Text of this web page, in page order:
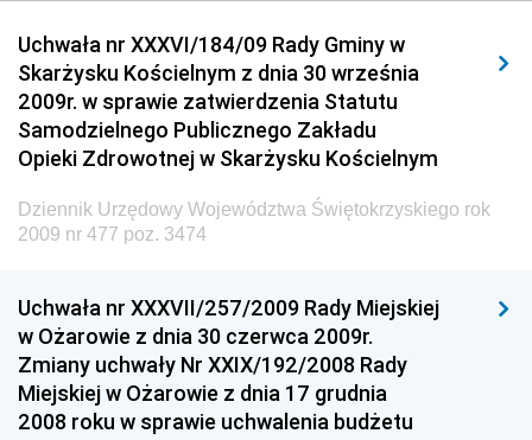
Elektronicznej
Dziennik Urzędowy Ministra Spraw Wewnętrznych i
Administracji
Dziennik Urzędowy Ministra Transportu
Dziennik Urzędowy Ministra Budownictwa
Dziennik Urzędowy Ministra Nauki i Szkolnictwa
Dziennik Urzędowy Głównego Urzędu Miar
Dziennik Urzędowy Ministra Rolnictwa i Rozwoju Wsi
Dziennik Urzędowy Ministra Edukacji Narodowej i
Sportu
Uchwała nr XXXVI/184/09 Rady Gminy w
Skarżysku Kościelnym z dnia 30 września
2009r. w sprawie zatwierdzenia Statutu
Samodzielnego Publicznego Zakładu
Opieki Zdrowotnej w Skarżysku Kościelnym
Dziennik Urzędowy Województwa Świętokrzyskiego rok
2009 nr 477 poz. 3474
Uchwała nr XXXVII/257/2009 Rady Miejskiej
w Ożarowie z dnia 30 czerwca 2009r.
Zmiany uchwały Nr XXIX/192/2008 Rady
Miejskiej w Ożarowie z dnia 17 grudnia
2008 roku w sprawie uchwalenia budżetu